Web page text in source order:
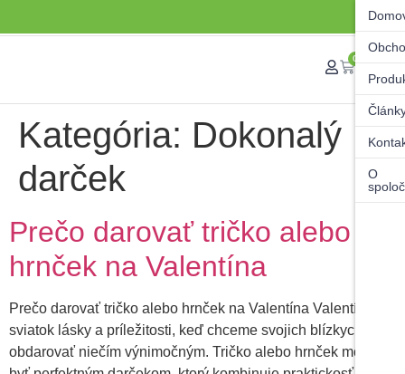
0
O
Kategória: Dokonalý
darček
Prečo darovať tričko alebo
hrnček na Valentína
Prečo darovať tričko alebo hrnček na Valentína Valentín je
sviatok lásky a príležitosti, keď chceme svojich blízkych
obdarovať niečím výnimočným. Tričko alebo hrnček môže